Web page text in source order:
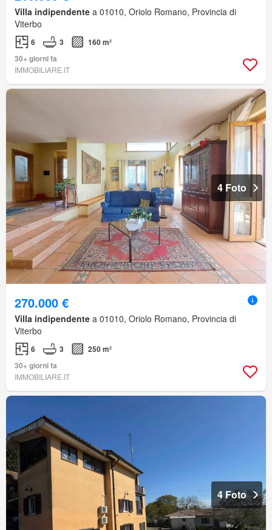
Villa indipendente a 01010, Oriolo Romano, Provincia di
Viterbo
6 3
160 m²
30+ giorni fa
IMMOBILIARE.IT
4 Foto
270.000 €
Villa indipendente a 01010, Oriolo Romano, Provincia di
Viterbo
6 3
250 m²
30+ giorni fa
IMMOBILIARE.IT
4 Foto